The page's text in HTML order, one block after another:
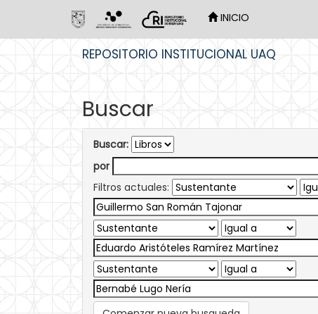
INICIO
REPOSITORIO INSTITUCIONAL UAQ
Buscar
Buscar:
por
Filtros actuales: